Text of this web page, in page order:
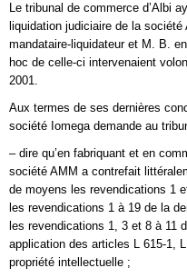
Le tribunal de commerce d’Albi
liquidation judiciaire de la
mandataire-liquidateur et M. B.
hoc de celle-ci intervenaient
2001.
Aux termes de ses dernières
société Iomega demande au
– dire qu’en fabriquant et en
société AMM a contrefait
de moyens les revendications 1
les revendications 1 à 19 de la
les revendications 1, 3 et 8 à 11
application des articles L 615-1,
propriété intellectuelle ;